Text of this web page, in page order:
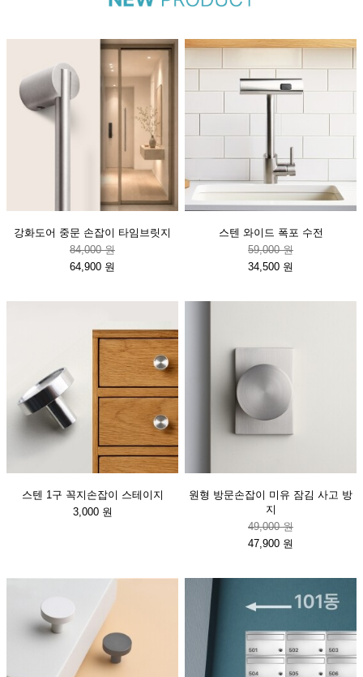
강화도어 중문 손잡이 타임브릿지
84,000 원
64,900 원
스텐 와이드 폭포 수전
59,000 원
34,500 원
스텐 1구 꼭지손잡이 스테이지
3,000 원
원형 방문손잡이 미유 잠김 사고 방
지
49,000 원
47,900 원